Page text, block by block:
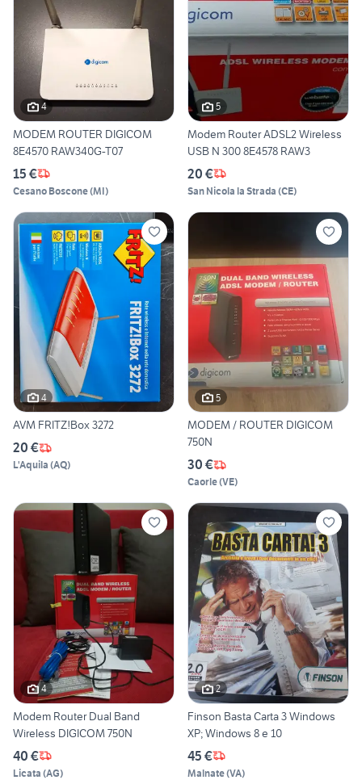
4
MODEM ROUTER DIGICOM
8E4570 RAW340G-T07
15 €
Cesano Boscone(MI)
5
Modem Router ADSL2 Wireless
USB N 300 8E4578 RAW3
20 €
San Nicola la Strada (CE)
4
AVM FRITZ!Box 3272
20 €
L'Aquila (AQ)
5
MODEM / ROUTER DIGICOM
750N
30 €
Caorle(VE)
4
Modem Router Dual Band
Wireless DIGICOM 750N
40 €
Licata (AG)
2
Finson Basta Carta 3 Windows
XP; Windows 8 e 10
45 €
Malnate(VA)